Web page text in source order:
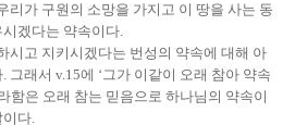
리가 구원의 소망을 가지고 이 땅을 사는 동
겠다는 약속이다.
고 지키시겠다는 번성의 약속에 대해 아
그래서 v.15에 ‘그가 이같이 오래 참아 약속
함은 오래 참는 믿음으로 하나님의 약속이
이다.